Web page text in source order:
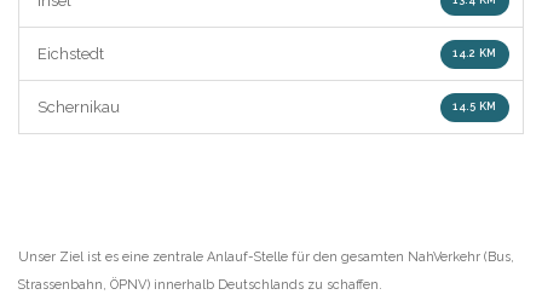
Eichstedt 14.2 KM
Schernikau 14.5 KM
Unser Ziel ist es eine zentrale Anlauf-Stelle für den gesamten NahVerkehr (Bus,
Strassenbahn, ÖPNV) innerhalb Deutschlands zu schaffen.